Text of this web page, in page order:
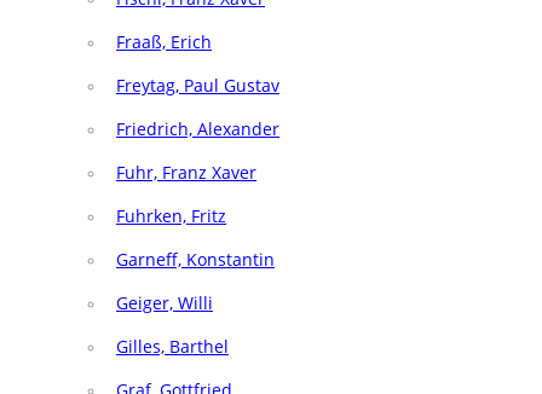
Fraaß, Erich
Freytag, Paul Gustav
Friedrich, Alexander
Fuhr, Franz Xaver
Fuhrken, Fritz
Garneff, Konstantin
Geiger, Willi
Gilles, Barthel